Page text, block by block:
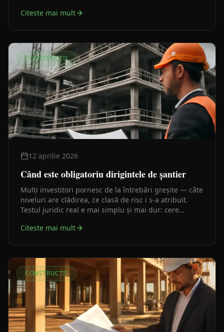
pas cu pas.
Citeste mai mult
CONSTRUCȚII
12 aprilie 2026
Când este obligatoriu dirigintele de șantier
Mulți investitori pornesc de la întrebări greșite — câte
niveluri are clădirea, ce clasă de risc i s-a atribuit.
Testul juridic real e mai simplu și mai dur: cere
dirigintele de șantier este obligatoriu prin lege.
Citeste mai mult
CONSTRUCȚII